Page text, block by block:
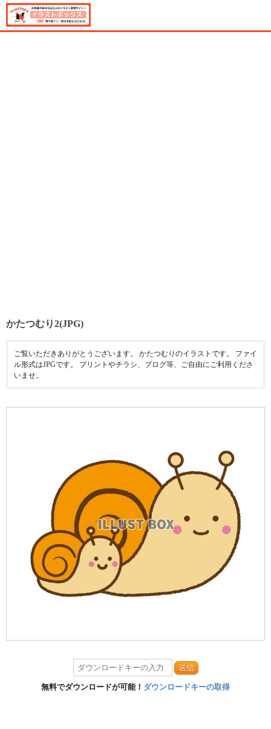
かたつむり2(JPG)
ご覧いただきありがとうございます。 かたつむりのイラストです。 ファイ
ル形式はJPGです。 プリントやチラシ、ブログ等、ご自由にご利用くださ
いませ。
送信
無料でダウンロードが可能！ ダウンロードキーの取得